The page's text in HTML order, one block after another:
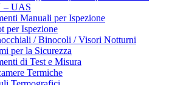
– UAS
Manuali per Ispezione
per Ispezione
/ Binocoli / Visori Notturni
per la Sicurezza
di Test e Misura
Termiche